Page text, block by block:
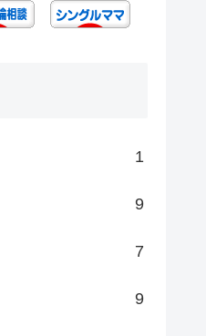
1
9
7
9